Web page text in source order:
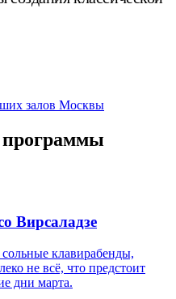
залов Москвы
Вирсаладзе
клавирабенды,
не всё, что предстоит
дни марта.